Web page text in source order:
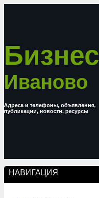
Бизнес
Иваново
Адреса и телефоны, объявления,
публикации, новости, ресурсы
НАВИГАЦИЯ